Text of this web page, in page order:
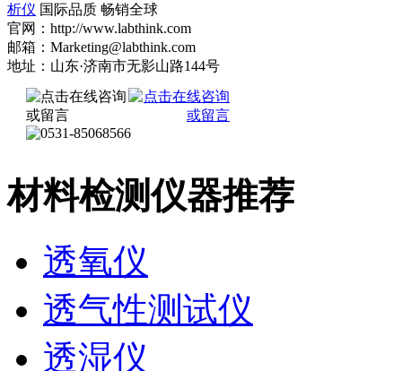
析仪 国际品质 畅销全球
官网：http://www.labthink.com
邮箱：Marketing@labthink.com
地址：山东·济南市无影山路144号
材料检测仪器推荐
透氧仪
透气性测试仪
透湿仪